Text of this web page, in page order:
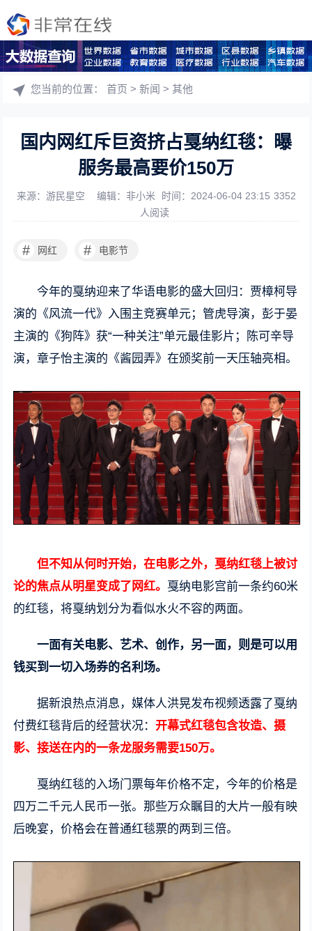
您当前的位置：首页 >新闻 >其他
国内网红斥巨资挤占戛纳红毯：曝
服务最高要价150万
来源：游民星空 编辑：非小米 时间：2024-06-04 23:15 3352
人阅读
# 网红 # 电影节
今年的戛纳迎来了华语电影的盛大回归：贾樟柯导
演的《风流一代》入围主竞赛单元；管虎导演，彭于晏
主演的《狗阵》获“一种关注”单元最佳影片；陈可辛导
演，章子怡主演的《酱园弄》在颁奖前一天压轴亮相。
但不知从何时开始，在电影之外，戛纳红毯上被讨
论的焦点从明星变成了网红。 戛纳电影宫前一条约60米
的红毯，将戛纳划分为看似水火不容的两面。
一面有关电影、艺术、创作，另一面，则是可以用
钱买到一切入场券的名利场。
据新浪热点消息，媒体人洪晃发布视频透露了戛纳
付费红毯背后的经营状况：开幕式红毯包含妆造、摄
影、接送在内的一条龙服务需要150万。
戛纳红毯的入场门票每年价格不定，今年的价格是
四万二千元人民币一张。那些万众瞩目的大片一般有映
后晚宴，价格会在普通红毯票的两到三倍。